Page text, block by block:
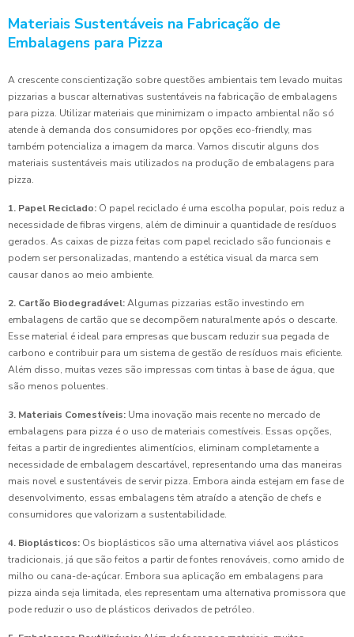
Materiais Sustentáveis na Fabricação de
Embalagens para Pizza
A crescente conscientização sobre questões ambientais tem levado muitas
pizzarias a buscar alternativas sustentáveis na fabricação de embalagens
para pizza. Utilizar materiais que minimizam o impacto ambiental não só
atende à demanda dos consumidores por opções eco-friendly, mas
também potencializa a imagem da marca. Vamos discutir alguns dos
materiais sustentáveis mais utilizados na produção de embalagens para
pizza.
1. Papel Reciclado: O papel reciclado é uma escolha popular, pois reduz a
necessidade de fibras virgens, além de diminuir a quantidade de resíduos
gerados. As caixas de pizza feitas com papel reciclado são funcionais e
podem ser personalizadas, mantendo a estética visual da marca sem
causar danos ao meio ambiente.
2. Cartão Biodegradável:Algumas pizzarias estão investindo em
embalagens de cartão que se decompõem naturalmente após o descarte.
Esse material é ideal para empresas que buscam reduzir sua pegada de
carbono e contribuir para um sistema de gestão de resíduos mais eficiente.
Além disso, muitas vezes são impressas com tintas à base de água, que
são menos poluentes.
3. Materiais Comestíveis: Uma inovação mais recente no mercado de
embalagens para pizza é o uso de materiais comestíveis. Essas opções,
feitas a partir de ingredientes alimentícios, eliminam completamente a
necessidade de embalagem descartável, representando uma das maneiras
mais novel e sustentáveis de servir pizza. Embora ainda estejam em fase de
desenvolvimento, essas embalagens têm atraído a atenção de chefs e
consumidores que valorizam a sustentabilidade.
4. Bioplásticos: Os bioplásticos são uma alternativa viável aos plásticos
tradicionais, já que são feitos a partir de fontes renováveis, como amido de
milho ou cana-de-açúcar. Embora sua aplicação em embalagens para
pizza ainda seja limitada, eles representam uma alternativa promissora que
pode reduzir o uso de plásticos derivados de petróleo.